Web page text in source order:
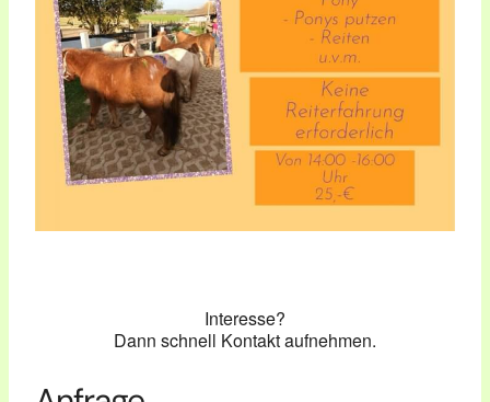
Interesse?
Dann schnell Kontakt aufnehmen.